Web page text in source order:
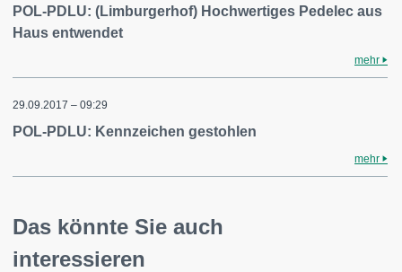
POL-PDLU: (Limburgerhof) Hochwertiges Pedelec aus
Haus entwendet
mehr
29.09.2017 – 09:29
POL-PDLU: Kennzeichen gestohlen
mehr
Das könnte Sie auch
interessieren